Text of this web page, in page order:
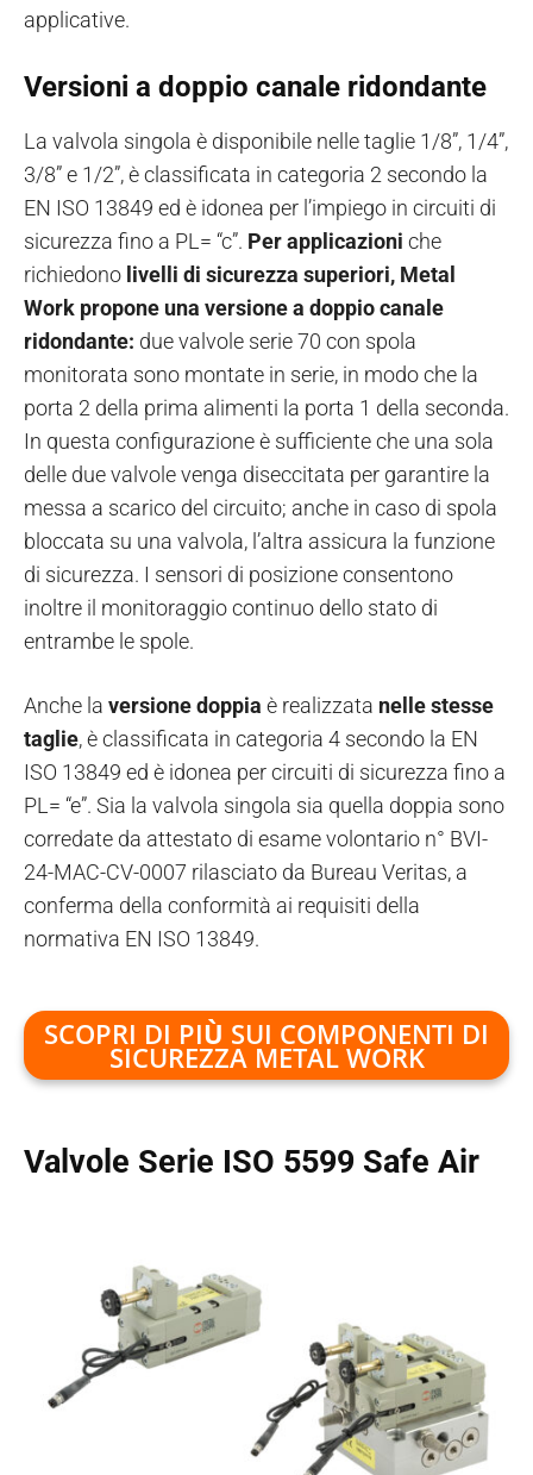
applicative.
Versioni a doppio canale ridondante
La valvola singola è disponibile nelle taglie 1/8”, 1/4”,
3/8” e 1/2”, è classificata in categoria 2 secondo la
EN ISO 13849 ed è idonea per l’impiego in circuiti di
sicurezza fino a PL= “c”. Per applicazioni che
richiedono livelli di sicurezza superiori, Metal
Work propone una versione a doppio canale
ridondante: due valvole serie 70 con spola
monitorata sono montate in serie, in modo che la
porta 2 della prima alimenti la porta 1 della seconda.
In questa configurazione è sufficiente che una sola
delle due valvole venga diseccitata per garantire la
messa a scarico del circuito; anche in caso di spola
bloccata su una valvola, l’altra assicura la funzione
di sicurezza. I sensori di posizione consentono
inoltre il monitoraggio continuo dello stato di
entrambe le spole.
Anche la versione doppia è realizzata nelle stesse
taglie, è classificata in categoria 4 secondo la EN
ISO 13849 ed è idonea per circuiti di sicurezza fino a
PL= “e”. Sia la valvola singola sia quella doppia sono
corredate da attestato di esame volontario n° BVI-
24-MAC-CV-0007 rilasciato da Bureau Veritas, a
conferma della conformità ai requisiti della
normativa EN ISO 13849.
SCOPRI DI PIÙ SUI COMPONENTI DI
SICUREZZA METAL WORK
Valvole Serie ISO 5599 Safe Air